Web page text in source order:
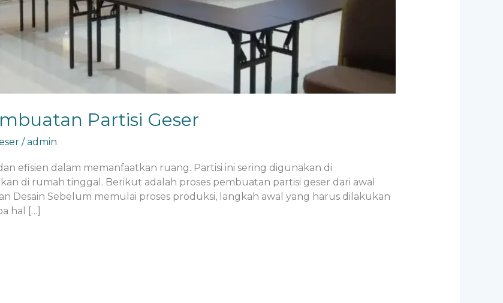
Partisi Geser
/admin
efisien dalam memanfaatkan ruang. Partisi ini sering digunakan di
di rumah tinggal. Berikut adalah proses pembuatan partisi geser dari awal
Desain Sebelum memulai proses produksi, langkah awal yang harus dilakukan
hal […]